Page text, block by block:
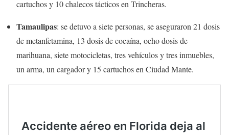
cartuchos y 10 chalecos tácticos en Trincheras.
Tamaulipas: se detuvo a siete personas, se aseguraron 21 dosis
de metanfetamina, 13 dosis de cocaína, ocho dosis de
marihuana, siete motocicletas, tres vehículos y tres inmuebles,
un arma, un cargador y 15 cartuchos en Ciudad Mante.